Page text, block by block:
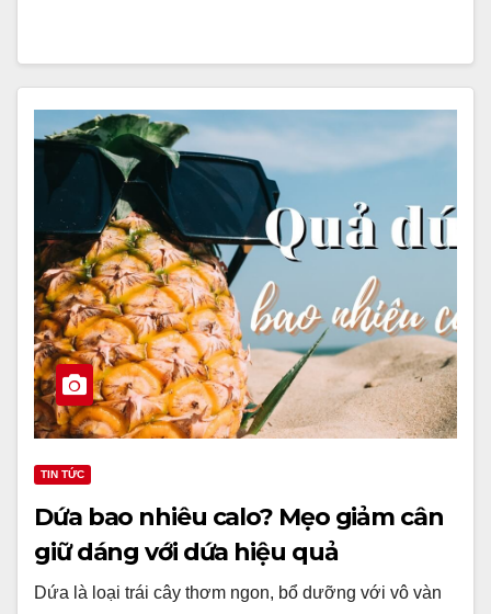
TIN TỨC
Dứa bao nhiêu calo? Mẹo giảm cân
giữ dáng với dứa hiệu quả
Dứa là loại trái cây thơm ngon, bổ dưỡng với vô vàn